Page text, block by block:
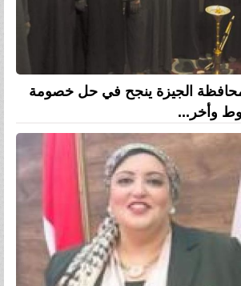
بمحافظة الجيزة ينجح في حل خصومة
وأخر...